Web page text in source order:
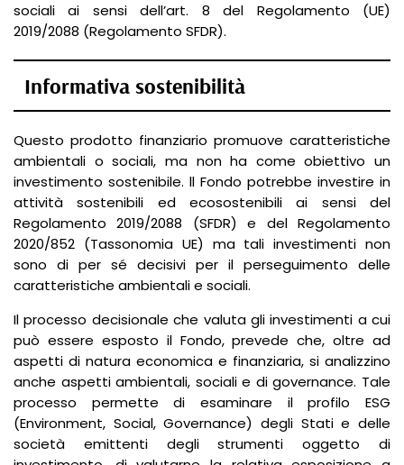
sociali ai sensi dell’art. 8 del Regolamento (UE)
2019/2088 (Regolamento SFDR).
Informativa sostenibilità
Questo prodotto finanziario promuove caratteristiche
ambientali o sociali, ma non ha come obiettivo un
investimento sostenibile. ll Fondo potrebbe investire in
attività sostenibili ed ecosostenibili ai sensi del
Regolamento 2019/2088 (SFDR) e del Regolamento
2020/852 (Tassonomia UE) ma tali investimenti non
sono di per sé decisivi per il perseguimento delle
caratteristiche ambientali e sociali.
Il processo decisionale che valuta gli investimenti a cui
può essere esposto il Fondo, prevede che, oltre ad
aspetti di natura economica e finanziaria, si analizzino
anche aspetti ambientali, sociali e di governance. Tale
processo permette di esaminare il profilo ESG
(Environment, Social, Governance) degli Stati e delle
società emittenti degli strumenti oggetto di